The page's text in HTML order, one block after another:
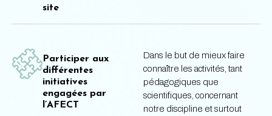
site
Participer aux
différentes
initiatives
engagées par
l’AFECT
Dans le but de mieux faire
connaître les activités, tant
pédagogiques que
scientifiques, concernant
notre discipline et surtout